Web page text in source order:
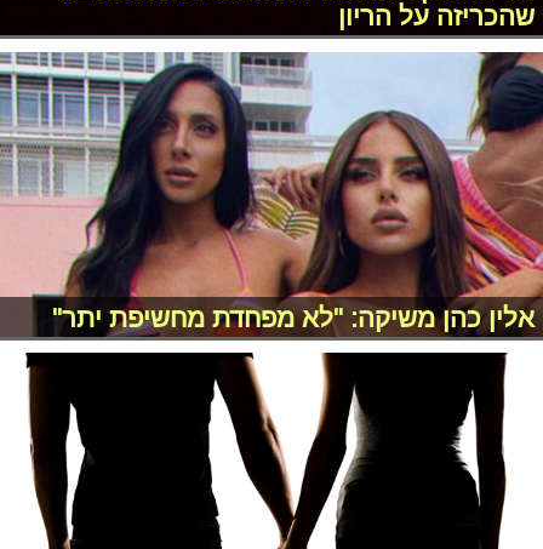
שהכריזה על הריון
אלין כהן משיקה: "לא מפחדת מחשיפת יתר"